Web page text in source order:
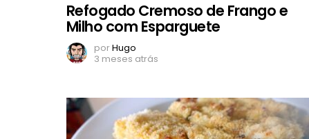
Refogado Cremoso de Frango e
Milho com Esparguete
porHugo
3 meses atrás